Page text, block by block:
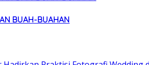
BUAH-BUAHAN